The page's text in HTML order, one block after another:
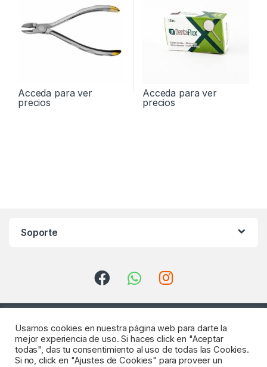
Acceda para ver
precios
Acceda para ver
precios
Soporte
Usamos cookies en nuestra página web para darte la
mejor experiencia de uso. Si haces click en "Aceptar
todas", das tu consentimiento al uso de todas las Cookies.
Si no, click en "Ajustes de Cookies" para proveer un